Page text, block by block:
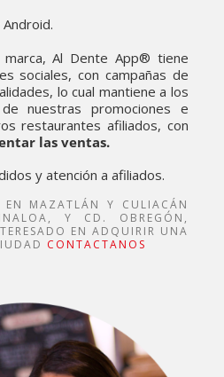
Al Dente App® tiene
sociales, con campañas de
lo cual mantiene a los
nuestras promociones e
restaurantes afiliados, con
las ventas.
y atención a afiliados.
EN MAZATLÁN Y CULIACÁN
Y CD. OBREGÓN,
EN ADQUIRIR UNA
CONTACTANOS